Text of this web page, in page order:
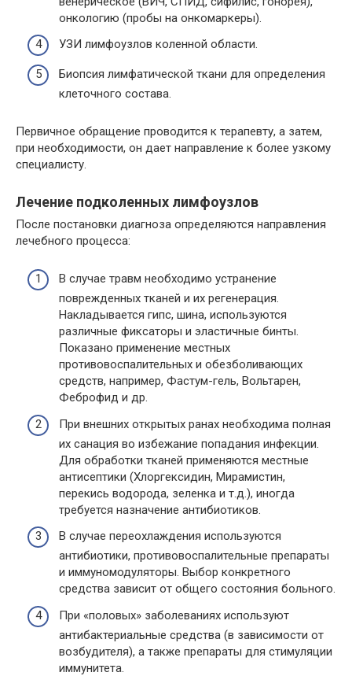
онкологию (пробы на онкомаркеры).
УЗИ лимфоузлов коленной области.
Биопсия лимфатической ткани для определения
клеточного состава.
Первичное обращение проводится к терапевту, а затем,
при необходимости, он дает направление к более узкому
специалисту.
Лечение подколенных лимфоузлов
После постановки диагноза определяются направления
лечебного процесса:
В случае травм необходимо устранение
поврежденных тканей и их регенерация.
Накладывается гипс, шина, используются
различные фиксаторы и эластичные бинты.
Показано применение местных
противовоспалительных и обезболивающих
средств, например, Фастум-гель, Вольтарен,
Феброфид и др.
При внешних открытых ранах необходима полная
их санация во избежание попадания инфекции.
Для обработки тканей применяются местные
антисептики (Хлоргексидин, Мирамистин,
перекись водорода, зеленка и т.д.), иногда
требуется назначение антибиотиков.
В случае переохлаждения используются
антибиотики, противовоспалительные препараты
и иммуномодуляторы. Выбор конкретного
средства зависит от общего состояния больного.
При «половых» заболеваниях используют
антибактериальные средства (в зависимости от
возбудителя), а также препараты для стимуляции
иммунитета.